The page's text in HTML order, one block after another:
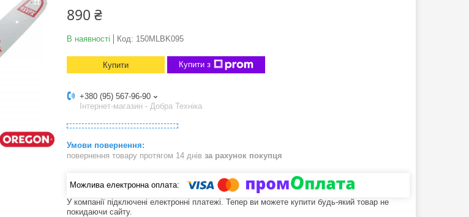
890 ₴
В наявності Код: 150MLBK095
Купити Купити з
+380 (95) 567-96-90
Інтернет-магазин - Добра Техніка
повернення товару протягом 14 днів за рахунок покупця
У компанії підключені електронні платежі. Тепер ви можете купити будь-який товар не
покидаючи сайту.